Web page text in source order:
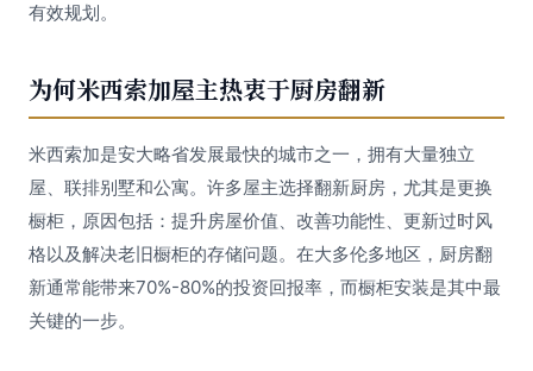
有效规划。
为何米西索加屋主热衷于厨房翻新
米西索加是安大略省发展最快的城市之一，拥有大量独立
屋、联排别墅和公寓。许多屋主选择翻新厨房，尤其是更换
橱柜，原因包括：提升房屋价值、改善功能性、更新过时风
格以及解决老旧橱柜的存储问题。在大多伦多地区，厨房翻
新通常能带来70%-80%的投资回报率，而橱柜安装是其中最
关键的一步。